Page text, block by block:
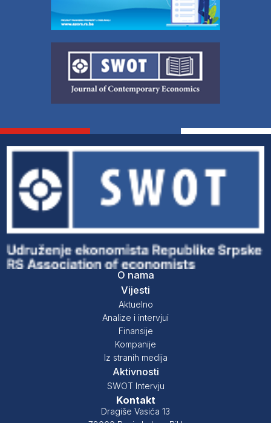
O nama
Vijesti
Aktuelno
Analize i intervjui
Finansije
Kompanije
Iz stranih medija
Aktivnosti
SWOT Intervju
Kontakt
Dragiše Vasića 13